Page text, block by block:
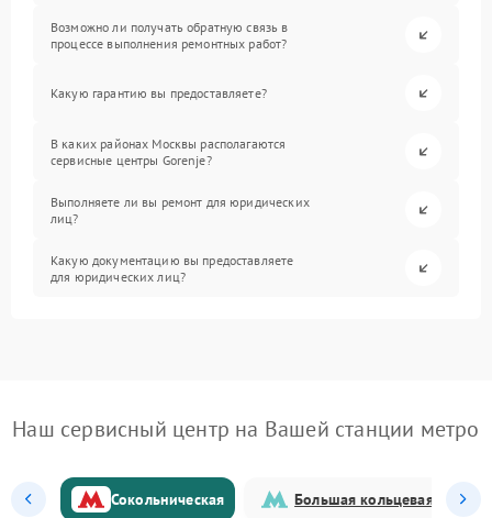
Возможно ли получать обратную связь в
процессе выполнения ремонтных работ?
Какую гарантию вы предоставляете?
В каких районах Москвы располагаются
сервисные центры Gorenje?
Выполняете ли вы ремонт для юридических
лиц?
Какую документацию вы предоставляете
для юридических лиц?
Наш сервисный центр на Вашей станции метро
Сокольническая Большая кольцевая